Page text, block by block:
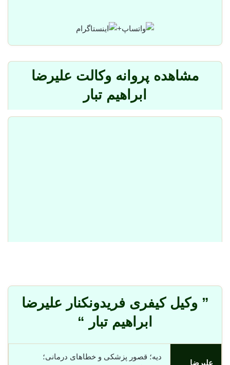
+
مشاهده پروانه وکالت علیرضا
ابراهیم تبار
” وکیل کیفری فریدونکنار علیرضا
ابراهیم تبار “
علیرضا
دیه؛ قصور پزشکی و خطاهای درمانی؛